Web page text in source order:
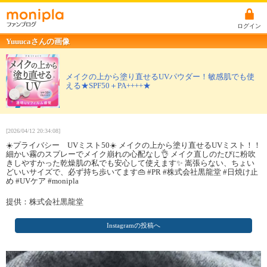
ログイン
Yuuucaさんの画像
メイクの上から塗り直せるUVパウダー！敏感肌でも使
える★SPF50＋PA++++★
[2026/04/12 20:34:08]
☀️プライバシー UVミスト50☀️ メイクの上から塗り直せるUVミスト！！
細かい霧のスプレーでメイク崩れの心配なし👌 メイク直しのたびに粉吹
きしやすかった乾燥肌の私でも安心して使えます✨ 嵩張らない、ちょい
どいいサイズで、必ず持ち歩いてます👜 #PR #株式会社黒龍堂 #日焼け止
め #UVケア #monipla
提供：株式会社黒龍堂
Instagramの投稿へ